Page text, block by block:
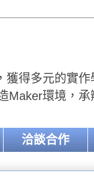
得多元的實
Maker環境，
洽談合作